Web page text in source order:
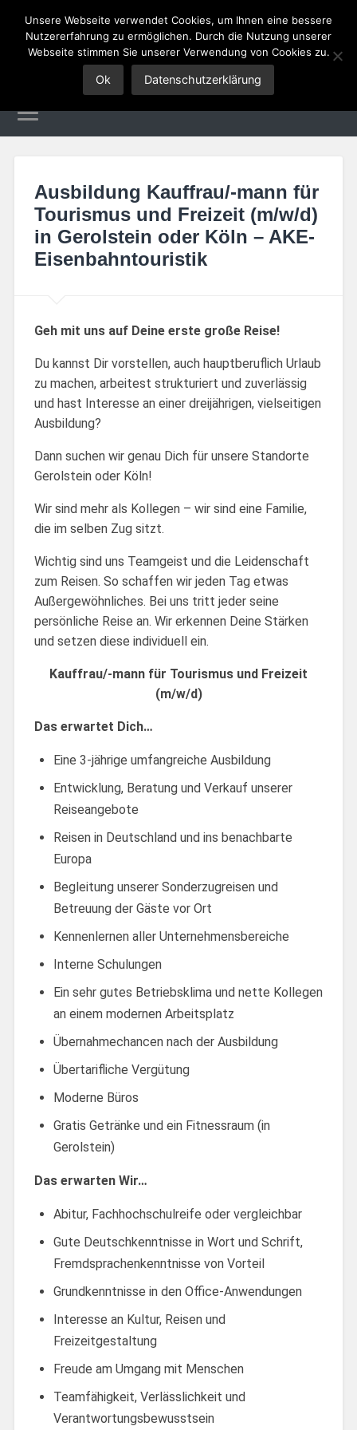
Tourismus Jobs
Ausbildung Kauffrau/-mann für
Tourismus und Freizeit (m/w/d)
in Gerolstein oder Köln – AKE-
Eisenbahntouristik
Geh mit uns auf Deine erste große Reise!
Du kannst Dir vorstellen, auch hauptberuflich Urlaub
zu machen, arbeitest strukturiert und zuverlässig
und hast Interesse an einer dreijährigen, vielseitigen
Ausbildung?
Dann suchen wir genau Dich für unsere Standorte
Gerolstein oder Köln!
Wir sind mehr als Kollegen – wir sind eine Familie,
die im selben Zug sitzt.
Wichtig sind uns Teamgeist und die Leidenschaft
zum Reisen. So schaffen wir jeden Tag etwas
Außergewöhnliches. Bei uns tritt jeder seine
persönliche Reise an. Wir erkennen Deine Stärken
und setzen diese individuell ein.
Kauffrau/-mann für Tourismus und Freizeit
(m/w/d)
Das erwartet Dich…
Eine 3-jährige umfangreiche Ausbildung
Entwicklung, Beratung und Verkauf unserer
Reiseangebote
Reisen in Deutschland und ins benachbarte
Europa
Begleitung unserer Sonderzugreisen und
Betreuung der Gäste vor Ort
Kennenlernen aller Unternehmensbereiche
Interne Schulungen
Ein sehr gutes Betriebsklima und nette Kollegen
an einem modernen Arbeitsplatz
Übernahmechancen nach der Ausbildung
Übertarifliche Vergütung
Moderne Büros
Gratis Getränke und ein Fitnessraum (in
Gerolstein)
Das erwarten Wir…
Abitur, Fachhochschulreife oder vergleichbar
Gute Deutschkenntnisse in Wort und Schrift,
Fremdsprachenkenntnisse von Vorteil
Grundkenntnisse in den Office-Anwendungen
Interesse an Kultur, Reisen und
Freizeitgestaltung
Freude am Umgang mit Menschen
Teamfähigkeit, Verlässlichkeit und
Verantwortungsbewusstsein
Unsere Webseite verwendet Cookies, um Ihnen eine bessere
Nutzererfahrung zu ermöglichen. Durch die Nutzung unserer
Webseite stimmen Sie unserer Verwendung von Cookies zu.
Ok Datenschutzerklärung